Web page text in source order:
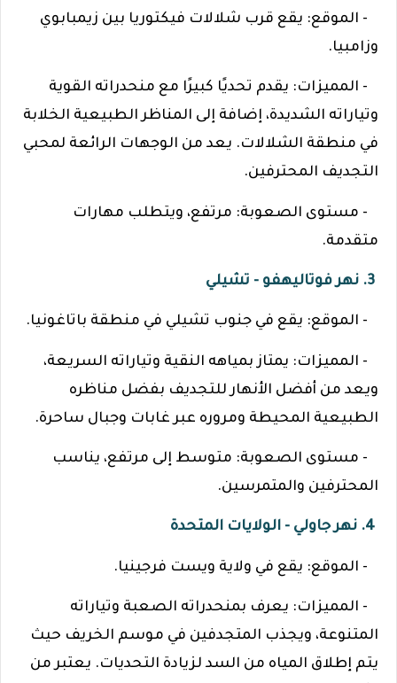
- الموقع: يقع قرب شلالات فيكتوريا بين زيمبابوي
وزامبيا.
- المميزات: يقدم تحديًا كبيرًا مع منحدراته القوية
وتياراته الشديدة، إضافة إلى المناظر الطبيعية الخلابة
في منطقة الشلالات. يعد من الوجهات الرائعة لمحبي
التجديف المحترفين.
- مستوى الصعوبة: مرتفع، ويتطلب مهارات
متقدمة.
- الموقع: يقع في جنوب تشيلي في منطقة باتاغونيا.
- المميزات: يمتاز بمياهه النقية وتياراته السريعة،
ويعد من أفضل الأنهار للتجديف بفضل مناظره
الطبيعية المحيطة ومروره عبر غابات وجبال ساحرة.
- مستوى الصعوبة: متوسط إلى مرتفع، يناسب
المحترفين والمتمرسين.
- الموقع: يقع في ولاية ويست فرجينيا.
- المميزات: يعرف بمنحدراته الصعبة وتياراته
المتنوعة، ويجذب المتجدفين في موسم الخريف حيث
يتم إطلاق المياه من السد لزيادة التحديات. يعتبر من